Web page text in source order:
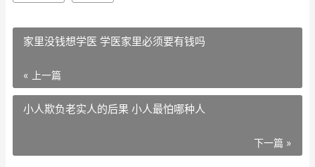
家里没钱想学医 学医家里必须要有钱吗
« 上一篇
小人欺负老实人的后果 小人最怕哪种人
下一篇 »